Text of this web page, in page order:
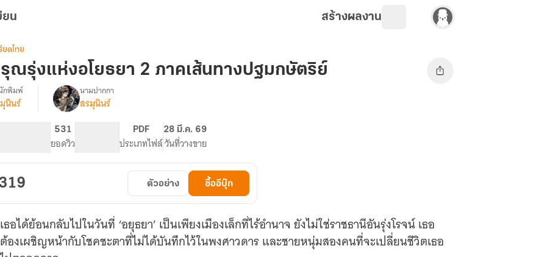
ยน สร้างผลงาน
ยดไทย
ณรุ่งแห่งอโยธยา 2 ภาคเส้นทางปฐมกษัตริย์
ณ
ม
)
กพิมพ์
นินร์
นามปากกา
สรมุนินร์
531
ยอดวิว
PDF
ประเภทไฟล์
28 มี.ค. 69
วันที่วางขาย
ตัวอย่าง ซื้ออีบุ๊ก
เธอได้ย้อนกลับไปในวันที่ ‘อยุธยา’ เป็นเพียงเมืองเล็กที่ไร้อำนาจ ยังไม่ใช่ราชธานีอันรุ่งโรจน์ เธอ
ต้องเผชิญหน้ากับโชคชะตาที่ไม่ได้บันทึกไว้ในพงศาวดาร และชายหนุ่มสองคนที่จะเปลี่ยนชีวิตเธอ